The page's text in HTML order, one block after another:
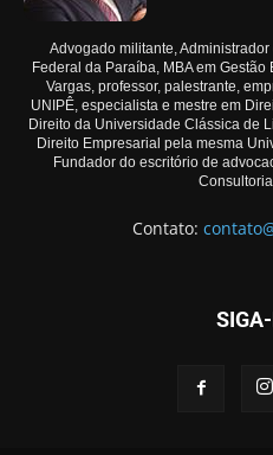
Advogado militante,
Federal da Paraíba, MBA em
Vargas, professor, palestrante,
UNIPÊ, especialista e mestre em
Direito da Universidade Clássica de
Direito Empresarial pela mesma
Fundador do escritório de
Contato: